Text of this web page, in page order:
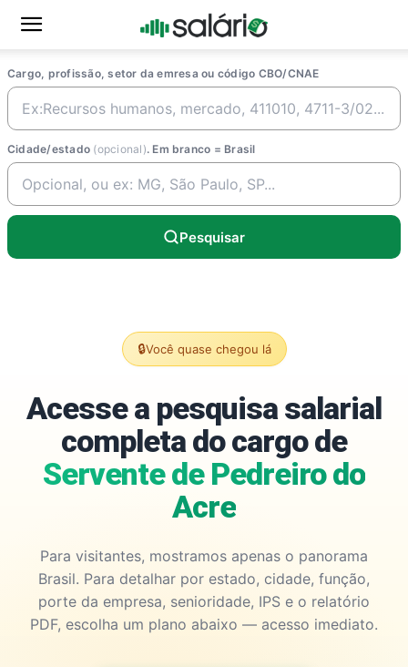
Cargo, profissão, setor da emresa ou código CBO/CNAE
Cidade/estado (opcional). Em branco = Brasil
Pesquisar
🔒Você quase chegou lá
Acesse a pesquisa salarial
completa do cargo de
Servente de Pedreiro do
Acre
Para visitantes, mostramos apenas o panorama
Brasil. Para detalhar por estado, cidade, função,
porte da empresa, senioridade, IPS e o relatório
PDF, escolha um plano abaixo — acesso imediato.